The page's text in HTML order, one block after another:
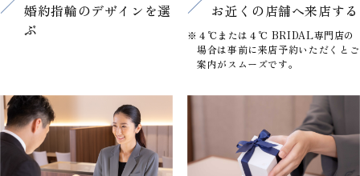
婚約指輪のデザインを選
ぶ
お近くの店舗へ来店する
※４℃または４℃ BRIDAL専門店の
場合は事前に来店予約いただくとご
案内がスムーズです。